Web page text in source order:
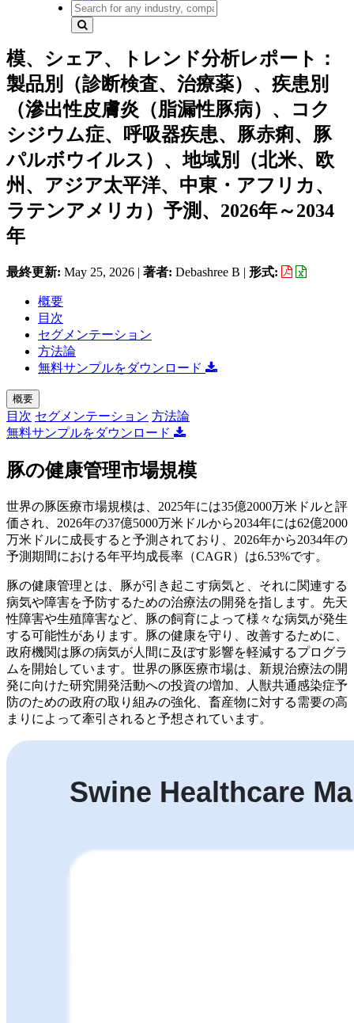
模、シェア、トレンド分析レポート：
製品別（診断検査、治療薬）、疾患別
（滲出性皮膚炎（脂漏性豚病）、コク
シジウム症、呼吸器疾患、豚赤痢、豚
パルボウイルス）、地域別（北米、欧
州、アジア太平洋、中東・アフリカ、
ラテンアメリカ）予測、2026年～2034
年
最終更新: May 25, 2026 | 著者: Debashree B | 形式:
概要
目次
セグメンテーション
方法論
無料サンプルをダウンロード
概要
目次 セグメンテーション 方法論
無料サンプルをダウンロード
豚の健康管理市場規模
世界の豚医療市場規模は、2025年には35億2000万米ドルと評
価され、2026年の37億5000万米ドルから2034年には62億2000
万米ドルに成長すると予測されており、2026年から2034年の
予測期間における年平均成長率（CAGR）は6.53%です。
豚の健康管理とは、豚が引き起こす病気と、それに関連する
病気や障害を予防するための治療法の開発を指します。先天
性障害や生殖障害など、豚の飼育によって様々な病気が発生
する可能性があります。豚の健康を守り、改善するために、
政府機関は豚の病気が人間に及ぼす影響を軽減するプログラ
ムを開始しています。世界の豚医療市場は、新規治療法の開
発に向けた研究開発活動への投資の増加、人獣共通感染症予
防のための政府の取り組みの強化、畜産物に対する需要の高
まりによって牽引されると予想されています。